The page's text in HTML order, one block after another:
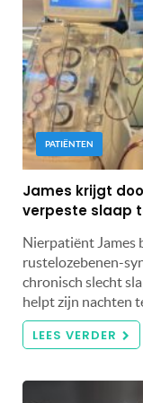
PATIËNTEN
James krijgt
verpeste slaap
Nierpatiënt James
rustelozebenen-
chronisch slecht
helpt zijn nachten
LEES VERDER